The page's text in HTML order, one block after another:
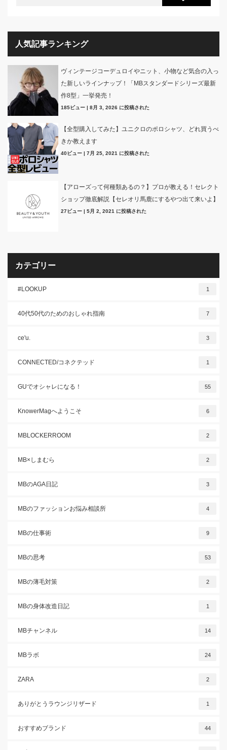
人気記事ランキング
ヴィンテージコーデュロイやニット、小物など気合の入っ
た新しいラインナップ！「MBスタンダードシリーズ最新
作8型」一挙発売！
185ビュー | 8月 3, 2026 に投稿された
【全型購入してみた】ユニクロのポロシャツ、どれ買うべ
きか教えます
40ビュー | 7月 25, 2021 に投稿された
【アローズって何種類あるの？】プロが教える！セレクト
ショップ徹底解説【セレオリ馬鹿にするやつ出て来いよ】
27ビュー | 5月 2, 2021 に投稿された
カテゴリー
#LOOKUP 1
40代50代のためのおしゃれ指南 7
ce'u. 3
CONNECTED/コネクテッド 1
GUでオシャレになる！ 55
KnowerMagへようこそ 6
MBLOCKERROOM 2
MB×しまむら 2
MBのAGA日記 3
MBのファッションお悩み相談所 4
MBの仕事術 9
MBの思考 53
MBの薄毛対策 2
MBの身体改造日記 1
MBチャンネル 14
MBラボ 24
ZARA 2
ありがとうラウンジリザード 1
おすすめブランド 44